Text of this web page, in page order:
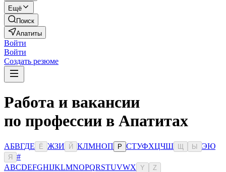
Ещё
Поиск
Апатиты
Войти
Войти
Создать резюме
Работа и вакансии
по профессии в Апатитах
АБВГДЕ Ё ЖЗИ Й КЛМНОП Р СТУФХЦЧШ Ы ЭЮ
Я
#
ABCDEFGHIJKLMNOPQRSTUVWX Y Z